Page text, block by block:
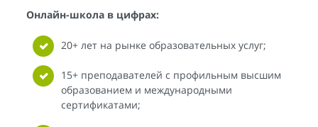
Онлайн-школа в цифрах:
20+ лет на рынке образовательных услуг;
15+ преподавателей с профильным высшим
образованием и международными
сертификатами;